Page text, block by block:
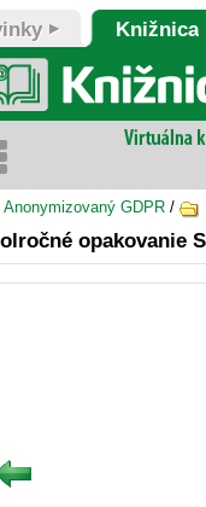
Knižnica
Anonymizovaný GDPR /
opakovanie